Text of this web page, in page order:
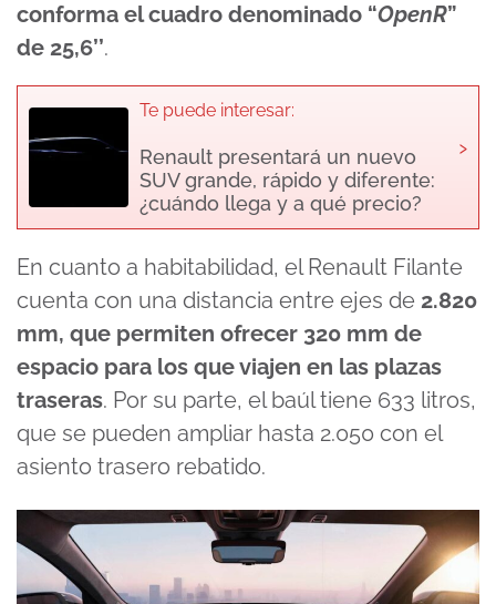
conforma el cuadro denominado “OpenR”
de 25,6’’.
Te puede interesar:
Renault presentará un nuevo
SUV grande, rápido y diferente:
¿cuándo llega y a qué precio?
›
En cuanto a habitabilidad, el Renault Filante
cuenta con una distancia entre ejes de 2.820
mm, que permiten ofrecer 320 mm de
espacio para los que viajen en las plazas
traseras. Por su parte, el baúl tiene 633 litros,
que se pueden ampliar hasta 2.050 con el
asiento trasero rebatido.